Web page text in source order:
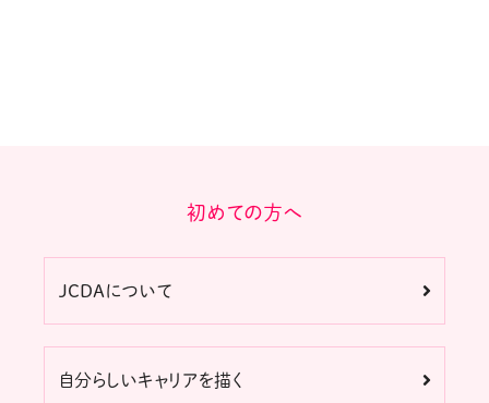
初めての方へ
JCDAについて
自分らしいキャリアを描く